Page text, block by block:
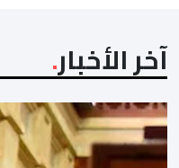
آخر الأخبار